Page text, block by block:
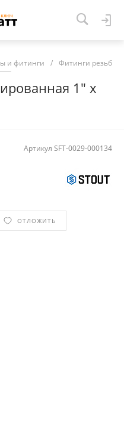
и фитинги / Фитинги
1" х
Артикул SFT-0029-000134
ОТЛОЖИТЬ